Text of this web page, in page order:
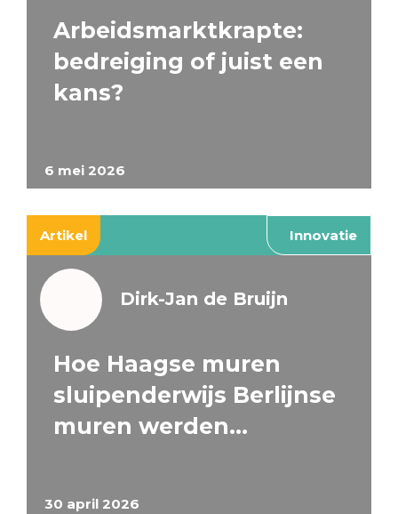
6 mei 2026
Arbeidsmarktkrapte:
bedreiging of juist een
kans?
Artikel Innovatie
30 april 2026
Dirk-Jan de Bruijn
Hoe Haagse muren
sluipenderwijs Berlijnse
muren werden…